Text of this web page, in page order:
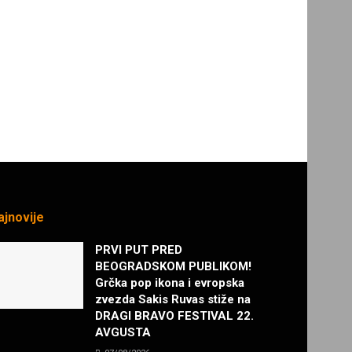
PRVI PUT PRED
BEOGRADSKOM PUBLIKOM!
Grčka pop ikona i evropska
zvezda Sakis Ruvas stiže na
DRAGI BRAVO FESTIVAL 22.
AVGUSTA